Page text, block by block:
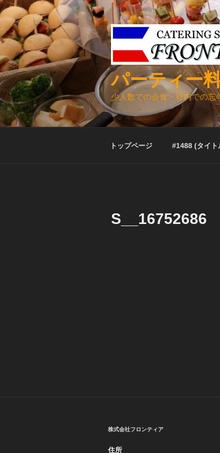
コ
ン
テ
ン
ツ
へ
ス
ッ
プ
パーティー
少人数での会食・社内での
トップページ #1488 (タイト
S__16752686
株式会社フロンティア
住所